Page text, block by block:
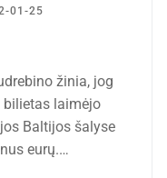
01-25
žinia, jog
bilietas laimėjo
Baltijos šalyse
eurų.…